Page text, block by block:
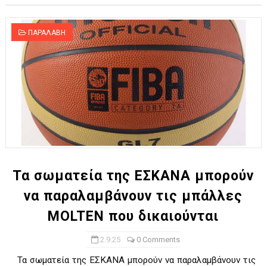
ΠΑΡΑΛΑΒΗ
Τα σωματεία της ΕΣΚΑΝΑ μπορούν
να παραλαμβάνουν τις μπάλλες
MOLTEN που δικαιούνται
2.9.25 0 Comments
Τα σωματεία της ΕΣΚΑΝΑ μπορούν να παραλαμβάνουν τις